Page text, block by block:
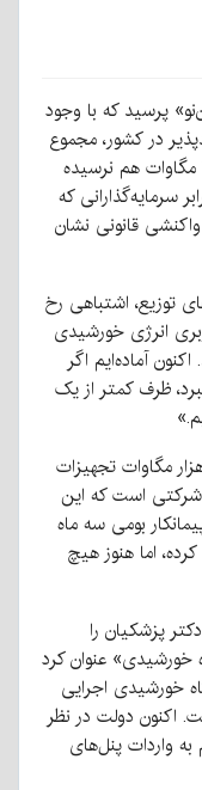
پرسید که با وجود
در کشور، مجموع
ظرفیت نیروگاه‌های وارد مدار، هنوز به ۱۵۰۰ مگاوات هم نرسیده
سرمایه‌گذارانی که
قانونی نشان
اشتباهی رخ
انرژی خورشیدی
آماده‌ایم اگر
ظرف کمتر از یک
اظهار داشت: «استان کرمان ۵ هزار مگاوات تجهیزات
شرکتی است که این
بومی سه ماه
اما هنوز هیچ
پزشکیان را
عنوان کرد
نیروگاه خورشیدی اجرایی
دولت در نظر
واردات پنل‌های